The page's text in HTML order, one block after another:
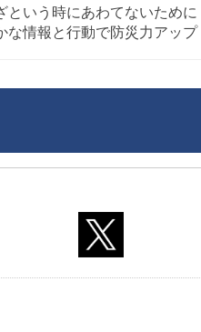
という時にあわてないために
な情報と行動で防災力アップ